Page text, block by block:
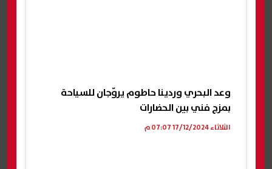
وعد البحري وردينا حاطوم يروّجان للسياحة
بمزج فني بين الحضارات
الثلاثاء 17/12/2024 07:07 م